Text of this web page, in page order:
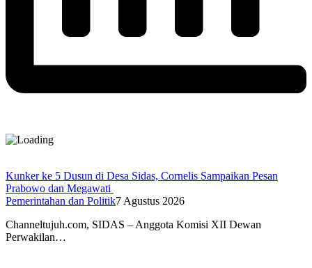
Kunker ke 5 Dusun di Desa Sidas, Cornelis Sampaikan Pesan
Prabowo dan Megawati
Pemerintahan dan Politik7 Agustus 2026
Channeltujuh.com, SIDAS – Anggota Komisi XII Dewan
Perwakilan…